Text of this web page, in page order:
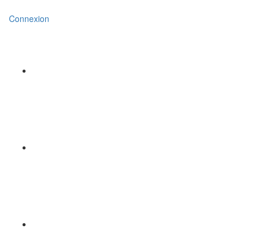
Connexion